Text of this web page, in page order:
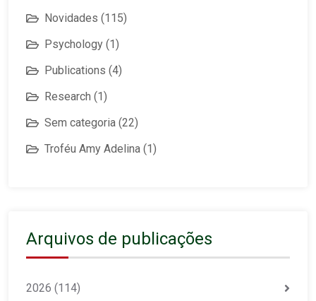
Novidades (115)
Psychology (1)
Publications (4)
Research (1)
Sem categoria (22)
Troféu Amy Adelina (1)
Arquivos de publicações
2026 (114)